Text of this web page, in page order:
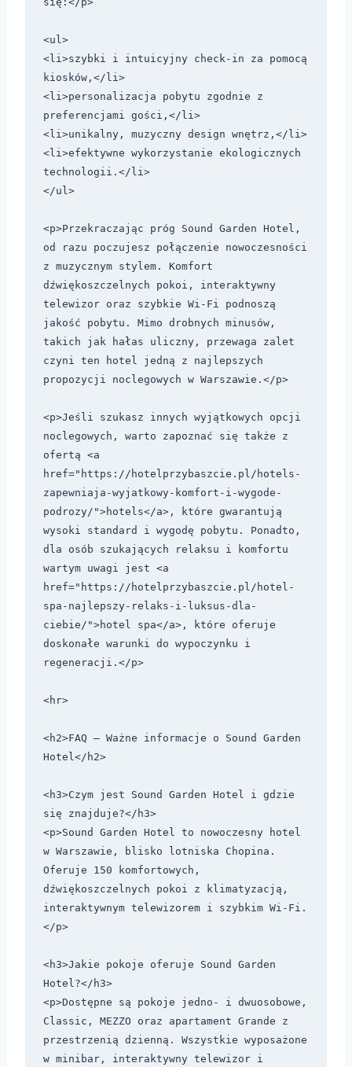
<ul>
<li>szybki i intuicyjny check-in za pomocą
kiosków,</li>
<li>personalizacja pobytu zgodnie z
preferencjami gości,</li>
<li>unikalny, muzyczny design wnętrz,</li>
<li>efektywne wykorzystanie ekologicznych
technologii.</li>
</ul>
<p>Przekraczając próg Sound Garden Hotel,
od razu poczujesz połączenie nowoczesności
z muzycznym stylem. Komfort
dźwiękoszczelnych pokoi, interaktywny
telewizor oraz szybkie Wi-Fi podnoszą
jakość pobytu. Mimo drobnych minusów,
takich jak hałas uliczny, przewaga zalet
czyni ten hotel jedną z najlepszych
propozycji noclegowych w Warszawie.</p>
<p>Jeśli szukasz innych wyjątkowych opcji
noclegowych, warto zapoznać się także z
ofertą <a
href="https://hotelprzybaszcie.pl/hotels-
zapewniaja-wyjatkowy-komfort-i-wygode-
podrozy/">hotels</a>, które gwarantują
wysoki standard i wygodę pobytu. Ponadto,
dla osób szukających relaksu i komfortu
wartym uwagi jest <a
href="https://hotelprzybaszcie.pl/hotel-
spa-najlepszy-relaks-i-luksus-dla-
ciebie/">hotel spa</a>, które oferuje
doskonałe warunki do wypoczynku i
regeneracji.</p>
<hr>
<h2>FAQ – Ważne informacje o Sound Garden
Hotel</h2>
<h3>Czym jest Sound Garden Hotel i gdzie
się znajduje?</h3>
<p>Sound Garden Hotel to nowoczesny hotel
w Warszawie, blisko lotniska Chopina.
Oferuje 150 komfortowych,
dźwiękoszczelnych pokoi z klimatyzacją,
interaktywnym telewizorem i szybkim Wi-Fi.
</p>
<h3>Jakie pokoje oferuje Sound Garden
Hotel?</h3>
<p>Dostępne są pokoje jedno- i dwuosobowe,
Classic, MEZZO oraz apartament Grande z
przestrzenią dzienną. Wszystkie wyposażone
w minibar, interaktywny telewizor i